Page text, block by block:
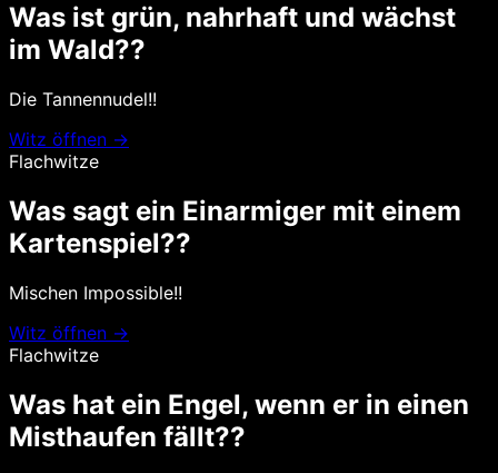
Was ist grün, nahrhaft und wächst
im Wald??
Die Tannennudel!!
Witz öffnen →
Flachwitze
Was sagt ein Einarmiger mit einem
Kartenspiel??
Mischen Impossible!!
Witz öffnen →
Flachwitze
Was hat ein Engel, wenn er in einen
Misthaufen fällt??